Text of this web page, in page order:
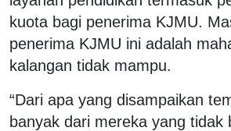
kuota bagi penerima KJMU.
penerima KJMU ini adalah
kalangan tidak mampu.
“Dari apa yang disampaikan
banyak dari mereka yang tidak